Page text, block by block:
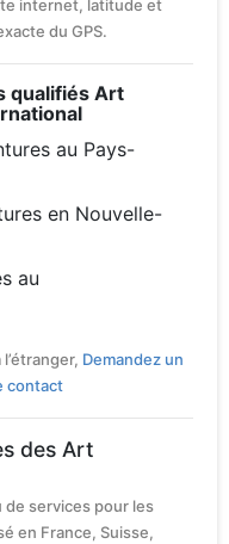
internet, latitude et
du GPS.
qualifiés Art
au Pays-
en Nouvelle-
au
Demandez un
contact
des Art
services pour les
en France, Suisse,